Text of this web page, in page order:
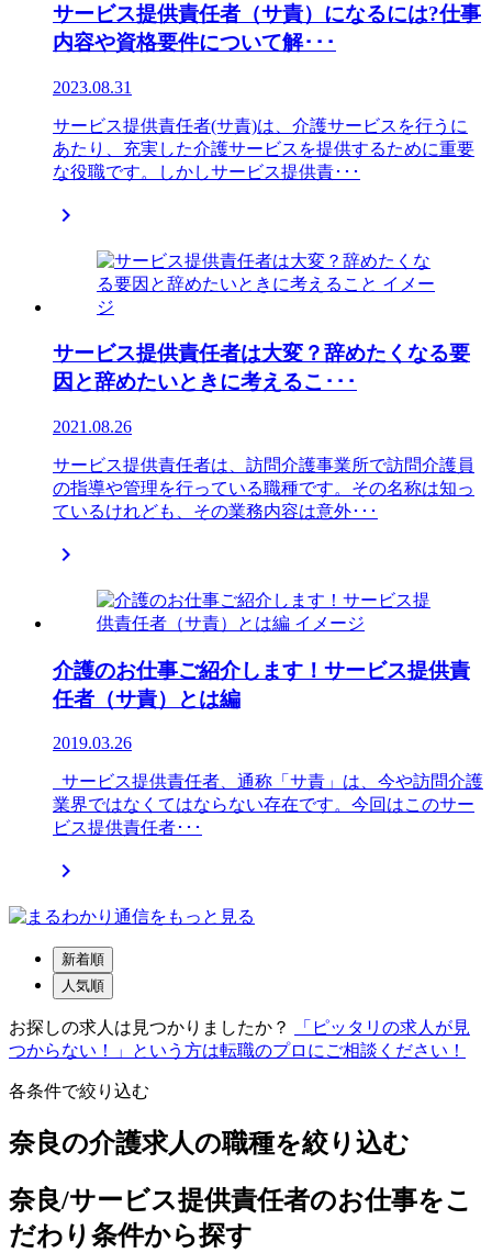
サービス提供責任者（サ責）になるには?仕事
内容や資格要件について解･･･
2023.08.31
サービス提供責任者(サ責)は、介護サービスを行うに
あたり、充実した介護サービスを提供するために重要
な役職です。しかしサービス提供責･･･

サービス提供責任者は大変？辞めたくなる要
因と辞めたいときに考えるこ･･･
2021.08.26
サービス提供責任者は、訪問介護事業所で訪問介護員
の指導や管理を行っている職種です。その名称は知っ
ているけれども、その業務内容は意外･･･

介護のお仕事ご紹介します！サービス提供責
任者（サ責）とは編
2019.03.26
サービス提供責任者、通称「サ責」は、今や訪問介護
業界ではなくてはならない存在です。今回はこのサー
ビス提供責任者･･･

新着順
人気順
お探しの求人は見つかりましたか？
「ピッタリの求人が見
つからない！」という方は転職のプロにご相談ください！
各条件で絞り込む
奈良の介護求人の職種を絞り込む
奈良/サービス提供責任者のお仕事をこ
だわり条件から探す